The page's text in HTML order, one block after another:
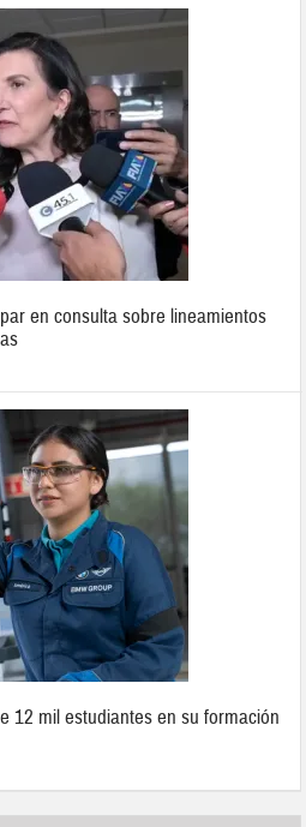
en consulta sobre lineamientos
12 mil estudiantes en su formación